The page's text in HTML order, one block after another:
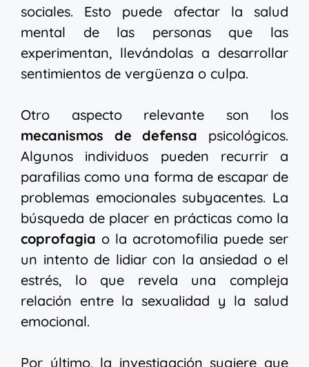
sociales. Esto puede afectar la salud
mental de las personas que las
experimentan, llevándolas a desarrollar
sentimientos de vergüenza o culpa.
Otro aspecto relevante son los
mecanismos de defensa psicológicos.
Algunos individuos pueden recurrir a
parafilias como una forma de escapar de
problemas emocionales subyacentes. La
búsqueda de placer en prácticas como la
coprofagia o la acrotomofilia puede ser
un intento de lidiar con la ansiedad o el
estrés, lo que revela una compleja
relación entre la sexualidad y la salud
emocional.
Por último, la investigación sugiere que